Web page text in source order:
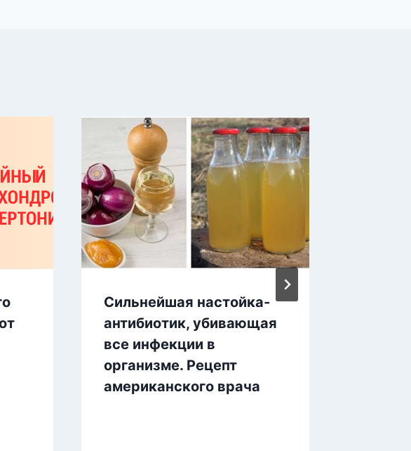
Сильнейшая настойка-
антибиотик, убивающая
все инфекции в
организме. Рецепт
американского врача